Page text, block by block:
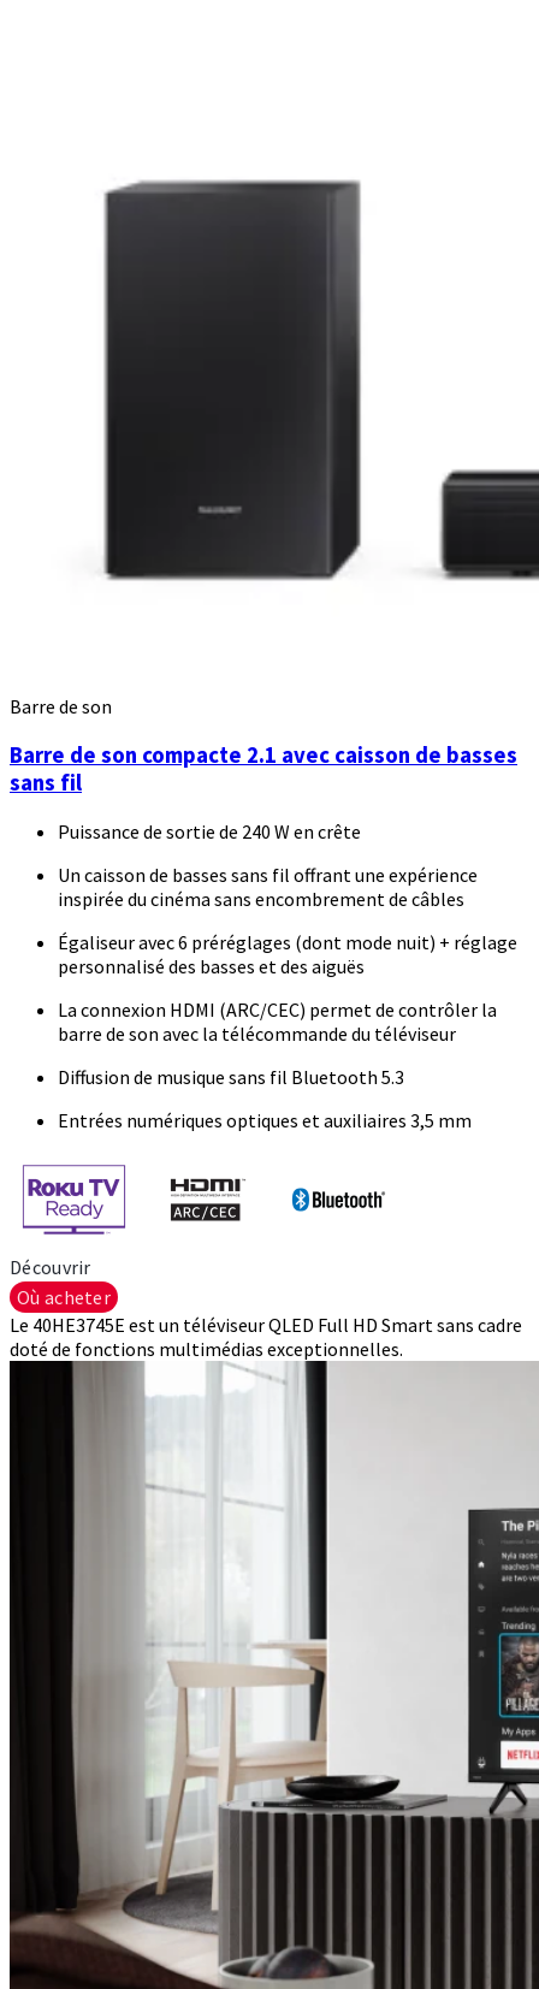
Barre de son
Barre de son compacte 2.1 avec caisson de basses
sans fil
Puissance de sortie de 240 W en crête
Un caisson de basses sans fil offrant une expérience
inspirée du cinéma sans encombrement de câbles
Égaliseur avec 6 préréglages (dont mode nuit) + réglage
personnalisé des basses et des aiguës
La connexion HDMI (ARC/CEC) permet de contrôler la
barre de son avec la télécommande du téléviseur
Diffusion de musique sans fil Bluetooth 5.3
Entrées numériques optiques et auxiliaires 3,5 mm
Découvrir
Où acheter
Le 40HE3745E est un téléviseur QLED Full HD Smart sans cadre
doté de fonctions multimédias exceptionnelles.